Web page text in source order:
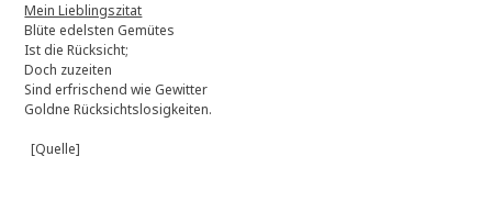
Mein Lieblingszitat
Blüte edelsten Gemütes
Ist die Rücksicht;
Doch zuzeiten
Sind erfrischend wie Gewitter
Goldne Rücksichtslosigkeiten.
[Quelle]